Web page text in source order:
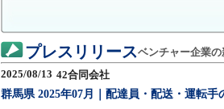
プレスリリースベンチャー企業
2025/08/13 42合同会社
群馬県 2025年07月｜配達員・配送・運転